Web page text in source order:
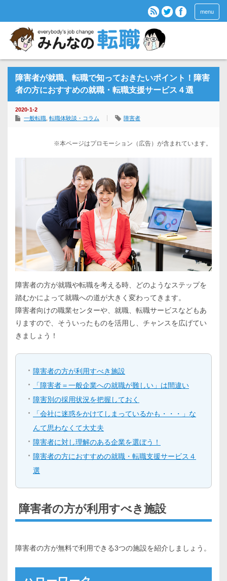
menu
障害者が就職、転職で知っておきたいポイント！障害
者の方におすすめの就職・転職支援サービス４選
2020-1-2
一般転職 転職体験談・コラム 障害者
※本ページはプロモーション（広告）が含まれています。
障害者の方が就職や転職を考える時、どのようなステップを
踏むかによって就職への道が大きく変わってきます。
障害者向けの職業センターや、就職、転職サービスなどもあ
りますので、そういったものを活用し、チャンスを広げてい
きましょう！
障害者の方が利用すべき施設
「障害者＝一般企業への就職が難しい」は間違い
障害別の採用状況を把握しておく
「会社に迷惑をかけてしまっているかも・・・」な
んて思わなくて大丈夫
障害者に対し理解のある企業を選ぼう！
障害者の方におすすめの就職・転職支援サービス４
選
障害者の方が利用すべき施設
障害者の方が無料で利用できる3つの施設を紹介しましょう。